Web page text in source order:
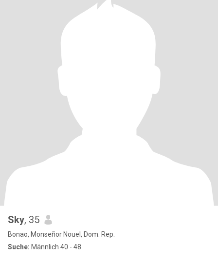
Sky, 35
Bonao, Monseñor Nouel, Dom. Rep.
Suche: Männlich 40 - 48